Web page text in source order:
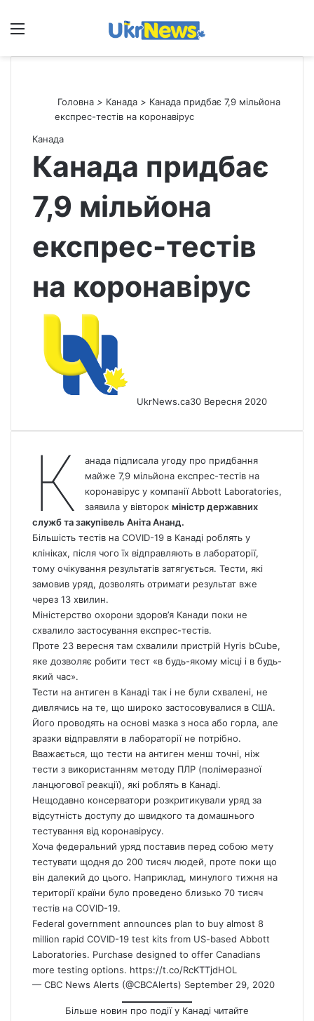
Меню
Головна > Канада > Канада придбає 7,9 мільйона
експрес-тестів на коронавірус
Канада
Канада придбає
7,9 мільйона
експрес-тестів
на коронавірус
UkrNews.ca30 Вересня 2020
К анадапідписала угоду про придбання
майже 7,9 мільйона експрес-тестів на
коронавірус у компанії Abbott Laboratories,
заявила у вівторок міністр державних
служб та закупівель Аніта Ананд.
Більшість тестів на COVID-19 в Канаді роблять у
клініках, після чого їх відправляють в лабораторії,
тому очікування результатів затягується. Тести, які
замовив уряд, дозволять отримати результат вже
через 13 хвилин.
Міністерство охорони здоров’я Канади поки не
схвалило застосування експрес-тестів.
Проте 23 вересня там схвалили пристрій Hyris bCube,
яке дозволяє робити тест «в будь-якому місці і в будь-
який час».
Тести на антиген в Канаді так і не були схвалені, не
дивлячись на те, що широко застосовувалися в США.
Його проводять на основі мазка з носа або горла, але
зразки відправляти в лабораторії не потрібно.
Вважається, що тести на антиген менш точні, ніж
тести з використанням методу ПЛР (полімеразної
ланцюгової реакції), які роблять в Канаді.
Нещодавно консерватори розкритикували уряд за
відсутність доступу до швидкого та домашнього
тестування від коронавірусу.
Хоча федеральний уряд поставив перед собою мету
тестувати щодня до 200 тисяч людей, проте поки що
він далекий до цього. Наприклад, минулого тижня на
території країни було проведено близько 70 тисяч
тестів на COVID-19.
Federal government announces plan to buy almost 8
million rapid COVID-19 test kits from US-based Abbott
Laboratories. Purchase designed to offer Canadians
more testing options. https://t.co/RcKTTjdHOL
— CBC News Alerts (@CBCAlerts) September 29, 2020
Більше новин про події у Канаді читайте